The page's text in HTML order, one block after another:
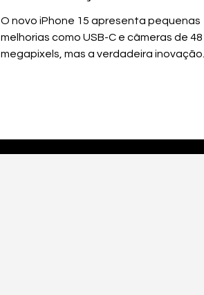
O novo iPhone 15 apresenta pequenas
melhorias como USB-C e câmeras de 48
megapixels, mas a verdadeira inovação